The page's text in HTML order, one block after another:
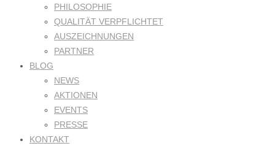
PHILOSOPHIE
QUALITÄT VERPFLICHTET
AUSZEICHNUNGEN
PARTNER
BLOG
NEWS
AKTIONEN
EVENTS
PRESSE
KONTAKT